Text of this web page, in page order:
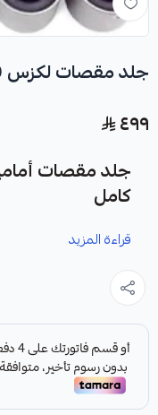
جلد مقصات لكزس LS460
٤٩٩
كامل
متينة وعالية الجودة،
لسيارتك.
مواصفات المنتج:
قراءة المزيد